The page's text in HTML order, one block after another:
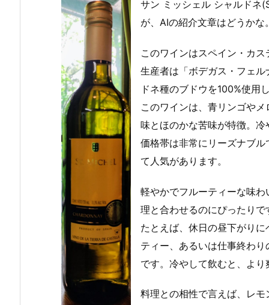
サン ミッシェル シャルド
が、AIの紹介文章はどうかな
このワインはスペイン・カ
生産者は「ボデガス・フェ
ドネ種のブドウを100%使用
このワインは、青リンゴや
味とほのかな苦味が特徴。
価格帯は非常にリーズナブ
て人気があります。
軽やかでフルーティーな味
理と合わせるのにぴったりで
たとえば、休日の昼下がり
ティー、あるいは仕事終わ
です。冷やして飲むと、よ
料理との相性で言えば、レ
ゴールドスター
(GOLD STAR):
第3のビール:サ
ッポロビール
フォルトゥナー
ト カベルネ ソー
ヴィニヨン スペ
リウール(Fortun
atto Cabernet
Sauvignon Sup
erior):赤ワイン:
チリ
メルシャン エブ
リィ白(Mercian
Every White):
白ワイン:メルシ
ャン